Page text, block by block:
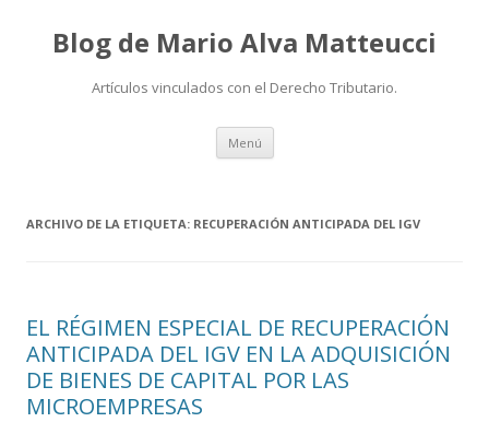
Blog de Mario Alva Matteucci
Artículos vinculados con el Derecho Tributario.
Menú Ir
contenido
ARCHIVO DE LA ETIQUETA: RECUPERACIÓN ANTICIPADA DEL IGV
EL RÉGIMEN ESPECIAL DE RECUPERACIÓN
ANTICIPADA DEL IGV EN LA ADQUISICIÓN
DE BIENES DE CAPITAL POR LAS
MICROEMPRESAS